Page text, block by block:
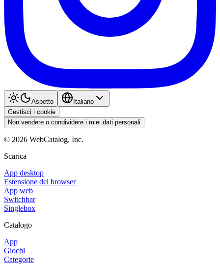
Aspetto
Italiano
Gestisci i cookie
Non vendere o condividere i miei dati personali
© 2026 WebCatalog, Inc.
Scarica
App desktop
Estensione del browser
App web
Switchbar
Singlebox
Catalogo
App
Giochi
Categorie